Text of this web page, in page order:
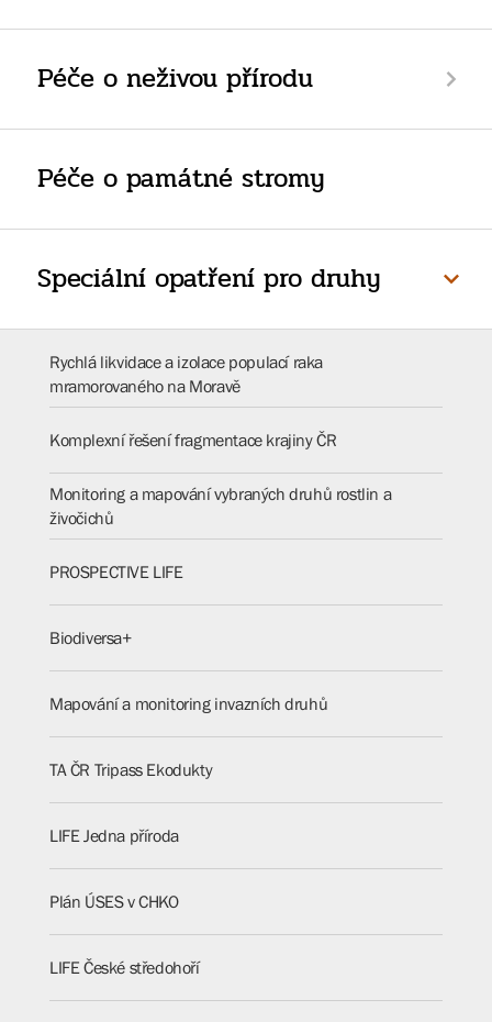
Péče o neživou přírodu
Péče o památné stromy
Speciální opatření pro druhy
Rychlá likvidace a izolace populací raka
mramorovaného na Moravě
Komplexní řešení fragmentace krajiny ČR
Monitoring a mapování vybraných druhů rostlin a
živočichů
PROSPECTIVE LIFE
Biodiversa+
Mapování a monitoring invazních druhů
TA ČR Tripass Ekodukty
LIFE Jedna příroda
Plán ÚSES v CHKO
LIFE České středohoří